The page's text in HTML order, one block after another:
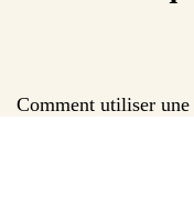
Comment utiliser